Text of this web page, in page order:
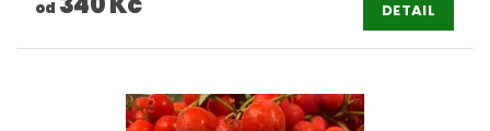
od DETAIL